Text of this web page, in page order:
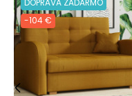
DOPRAVA ZADARMO
-104 €